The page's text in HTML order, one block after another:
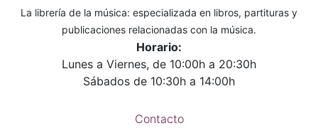
La librería de la música: especializada en libros, partituras y
publicaciones relacionadas con la música.
Horario:
Lunes a Viernes, de 10:00h a 20:30h
Sábados de 10:30h a 14:00h
Contacto